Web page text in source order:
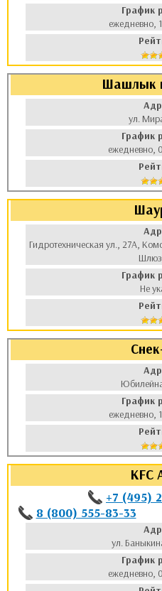
График
ежедневно,
Шашлык
ул.
График
ежедневно,
Гидротехническая ул., 27А,
График
Не
График
ежедневно,
KFC
+7 (495)
8 (800) 555-83-33
ул.
График
ежедневно,